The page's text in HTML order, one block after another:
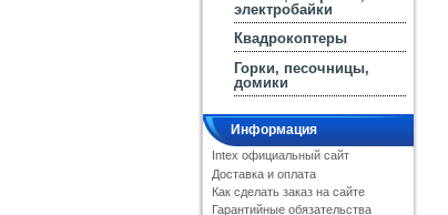
электробайки
Квадрокоптеры
Горки, песочницы,
домики
Информация
Intex официальный сайт
Доставка и оплата
Как сделать заказ на сайте
Гарантийные обязательства